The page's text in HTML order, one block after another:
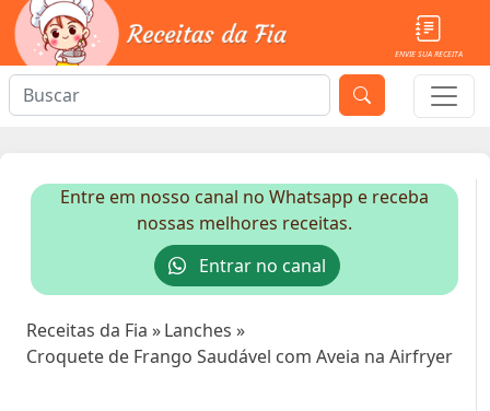
ENVIE SUA RECEITA
Entre em nosso canal no Whatsapp e receba
nossas melhores receitas.
Entrar no canal
Receitas da Fia »Lanches »
Croquete de Frango Saudável com Aveia na Airfryer